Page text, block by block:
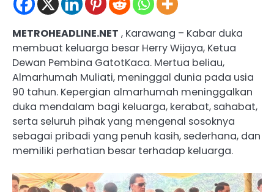
METROHEADLINE.NET , Karawang – Kabar duka
membuat keluarga besar Herry Wijaya, Ketua
Dewan Pembina GatotKaca. Mertua beliau,
Almarhumah Muliati, meninggal dunia pada usia
90 tahun. Kepergian almarhumah meninggalkan
duka mendalam bagi keluarga, kerabat, sahabat,
serta seluruh pihak yang mengenal sosoknya
sebagai pribadi yang penuh kasih, sederhana, dan
memiliki perhatian besar terhadap keluarga.